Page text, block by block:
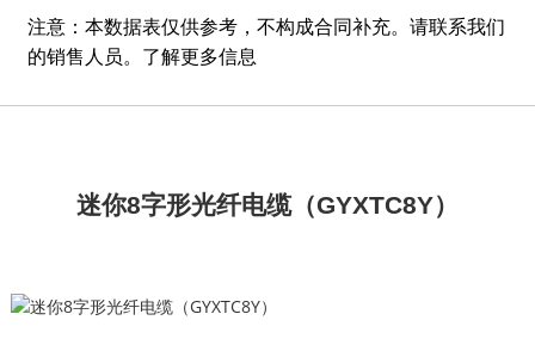
注意：本数据表仅供参考，不构成合同补充。请联系我们
的销售人员。 了解更多信息
迷你8字形光纤电缆（GYXTC8Y）